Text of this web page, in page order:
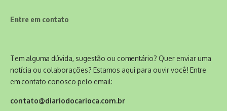
Entre em contato
Tem alguma dúvida, sugestão ou comentário? Quer enviar uma
notícia ou colaborações? Estamos aqui para ouvir você! Entre
em contato conosco pelo email:
contato@diariodocarioca.com.br